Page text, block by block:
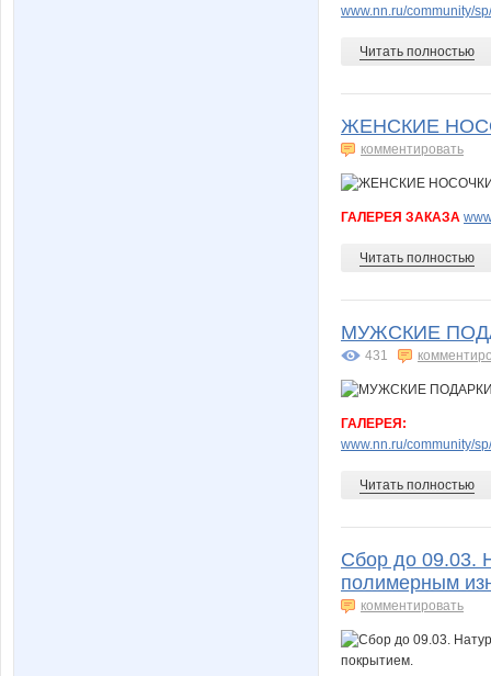
www.nn.ru/community/
Читать полностью
ЖЕНСКИЕ
комментировать
ГАЛЕРЕЯ ЗАКАЗА
Читать полностью
МУЖСКИЕ
431
ГАЛЕРЕЯ:
www.nn.ru/community/
Читать полностью
Сбор до 09.03.
полимерным
комментировать